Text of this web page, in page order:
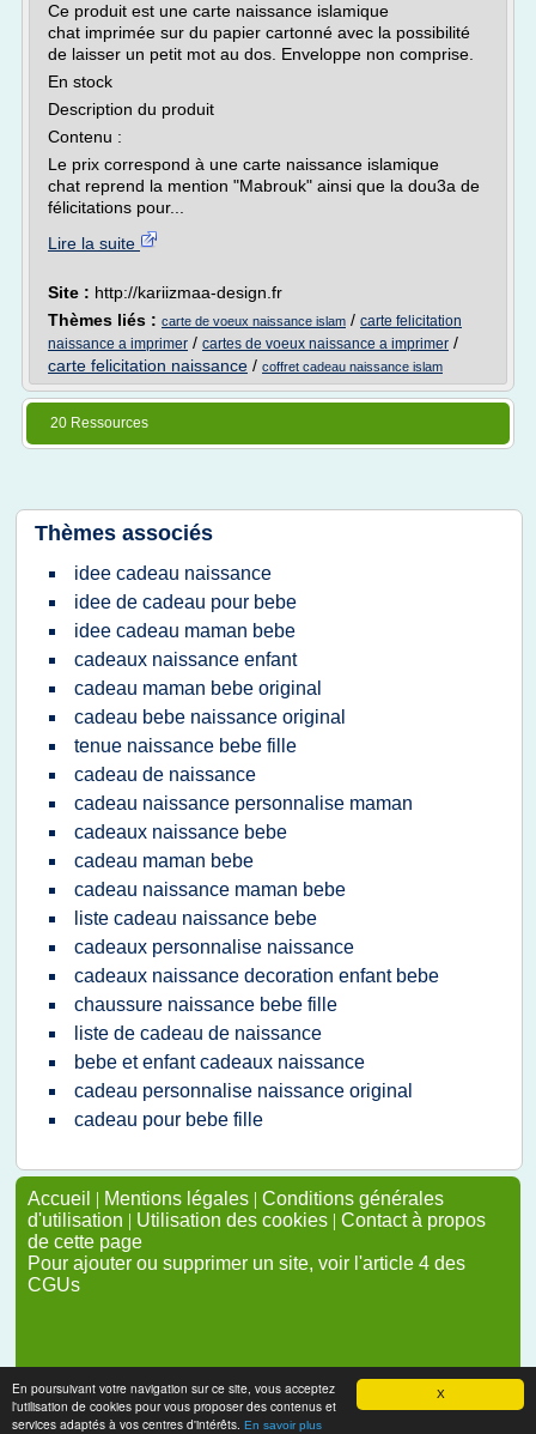
X
En poursuivant votre navigation sur ce site, vous acceptez
l'utilisation de cookies pour vous proposer des contenus et
services adaptés à vos centres d'intérêts. En savoir plus
Ce produit est une carte naissance islamique
chat imprimée sur du papier cartonné avec la possibilité
de laisser un petit mot au dos. Enveloppe non comprise.
En stock
Description du produit
Contenu :
Le prix correspond à une carte naissance islamique
chat reprend la mention "Mabrouk" ainsi que la dou3a de
félicitations pour...
Lire la suite
Site : http://kariizmaa-design.fr
Thèmes liés : carte de voeux naissance islam / carte felicitation
naissance a imprimer / cartes de voeux naissance a imprimer /
carte felicitation naissance / coffret cadeau naissance islam
20 Ressources
Thèmes associés
idee cadeau naissance
idee de cadeau pour bebe
idee cadeau maman bebe
cadeaux naissance enfant
cadeau maman bebe original
cadeau bebe naissance original
tenue naissance bebe fille
cadeau de naissance
cadeau naissance personnalise maman
cadeaux naissance bebe
cadeau maman bebe
cadeau naissance maman bebe
liste cadeau naissance bebe
cadeaux personnalise naissance
cadeaux naissance decoration enfant bebe
chaussure naissance bebe fille
liste de cadeau de naissance
bebe et enfant cadeaux naissance
cadeau personnalise naissance original
cadeau pour bebe fille
Accueil | Mentions légales | Conditions générales
d'utilisation | Utilisation des cookies | Contact à propos
de cette page
Pour ajouter ou supprimer un site, voir l'article 4 des
CGUs